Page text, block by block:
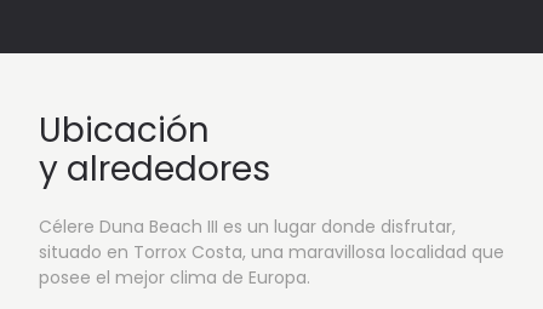
Ubicación
y alrededores
Célere Duna Beach III es un lugar donde disfrutar,
situado en Torrox Costa, una maravillosa localidad que
posee el mejor clima de Europa.